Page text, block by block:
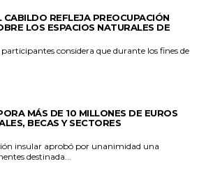
CABILDO REFLEJA PREOCUPACIÓN
LOS ESPACIOS NATURALES DE
participantes considera que durante los fines de
MÁS DE 10 MILLONES DE EUROS
BECAS Y SECTORES
insular aprobó por unanimidad una
destinada...